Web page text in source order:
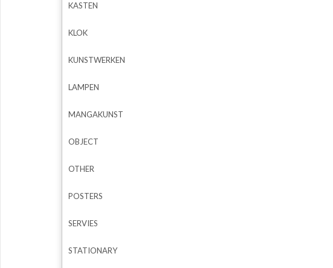
KASTEN
KLOK
KUNSTWERKEN
LAMPEN
MANGAKUNST
OBJECT
OTHER
POSTERS
SERVIES
STATIONARY